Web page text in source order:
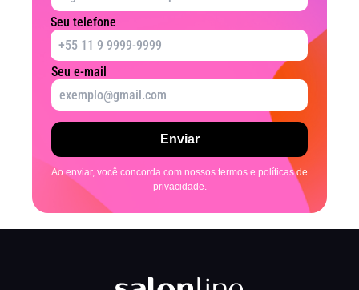
Seu telefone
Seu e-mail
Ao enviar, você concorda com nossos termos e políticas de
privacidade.